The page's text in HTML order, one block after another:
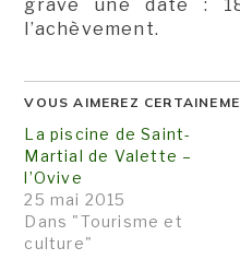
gravé une date :
l’achèvement.
VOUS AIMEREZ
La piscine de Saint-
Martial de Valette –
l’Ovive
25 mai 2015
Dans "Tourisme et
culture"